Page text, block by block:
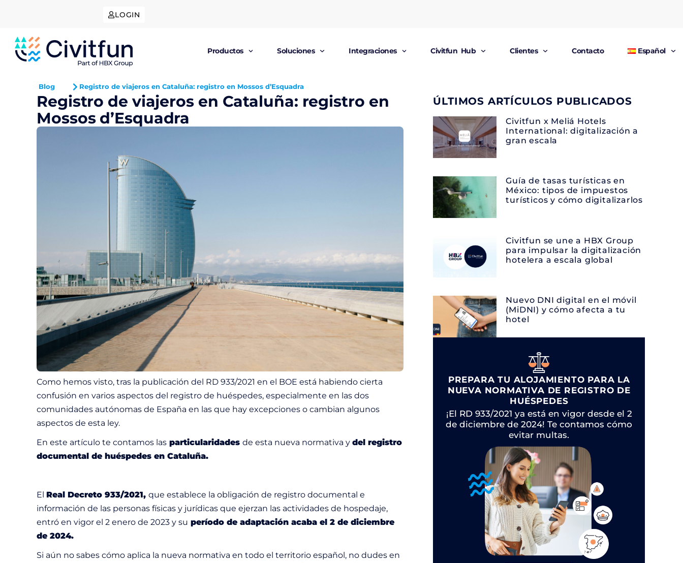
LOGIN
Productos Soluciones Integraciones Civitfun Hub Clientes Contacto Español
Blog Registro de viajeros en Cataluña: registro en Mossos d’Esquadra
Registro de viajeros en Cataluña: registro en
Mossos d’Esquadra
Como hemos visto, tras la publicación del RD 933/2021 en el BOE está habiendo cierta
confusión en varios aspectos del registro de huéspedes, especialmente en las dos
comunidades autónomas de España en las que hay excepciones o cambian algunos
aspectos de esta ley.
En este artículo te contamos las particularidades de esta nueva normativa y del registro
documental de huéspedes en Cataluña.
El Real Decreto 933/2021, que establece la obligación de registro documental e
información de las personas físicas y jurídicas que ejerzan las actividades de hospedaje,
entró en vigor el 2 enero de 2023 y su período de adaptación acaba el 2 de diciembre
de 2024.
Si aún no sabes cómo aplica la nueva normativa en todo el territorio español, no dudes en
ÚLTIMOS ARTÍCULOS PUBLICADOS
Civitfun x Meliá Hotels
International: digitalización a
gran escala
Guía de tasas turísticas en
México: tipos de impuestos
turísticos y cómo digitalizarlos
Civitfun se une a HBX Group
para impulsar la digitalización
hotelera a escala global
Nuevo DNI digital en el móvil
(MiDNI) y cómo afecta a tu
hotel
PREPARA TU ALOJAMIENTO PARA LA
NUEVA NORMATIVA DE REGISTRO DE
HUÉSPEDES
¡El RD 933/2021 ya está en vigor desde el 2
de diciembre de 2024! Te contamos cómo
evitar multas.